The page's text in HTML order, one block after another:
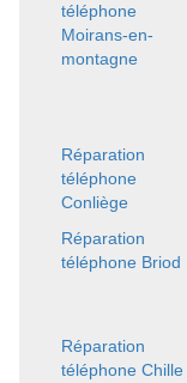
téléphone
Moirans-en-
montagne
Réparation
téléphone
Conliège
Réparation
téléphone Briod
Réparation
téléphone Chille